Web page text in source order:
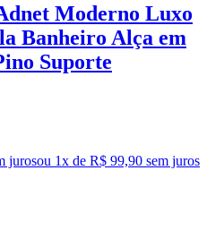
Moderno Luxo
Banheiro Alça em
Suporte
jurosou 1x de R$ 99,90 sem juros